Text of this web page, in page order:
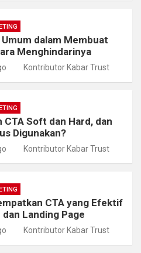
dalam Membuat
Menghindarinya
Kontributor Kabar Trust
CTA Soft dan Hard, dan
Digunakan?
Kontributor Kabar Trust
CTA yang Efektif
Landing Page
Kontributor Kabar Trust